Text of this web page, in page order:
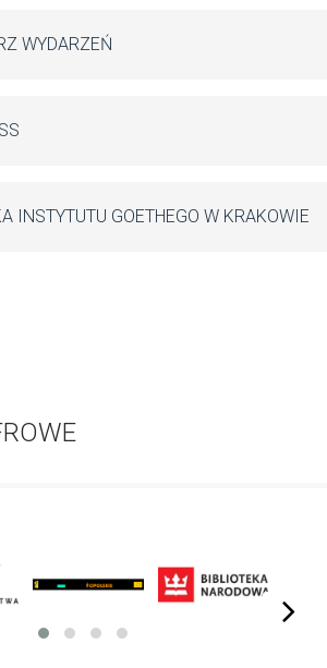
WYDARZEŃ
INSTYTUTU GOETHEGO W KRAKOWIE
next